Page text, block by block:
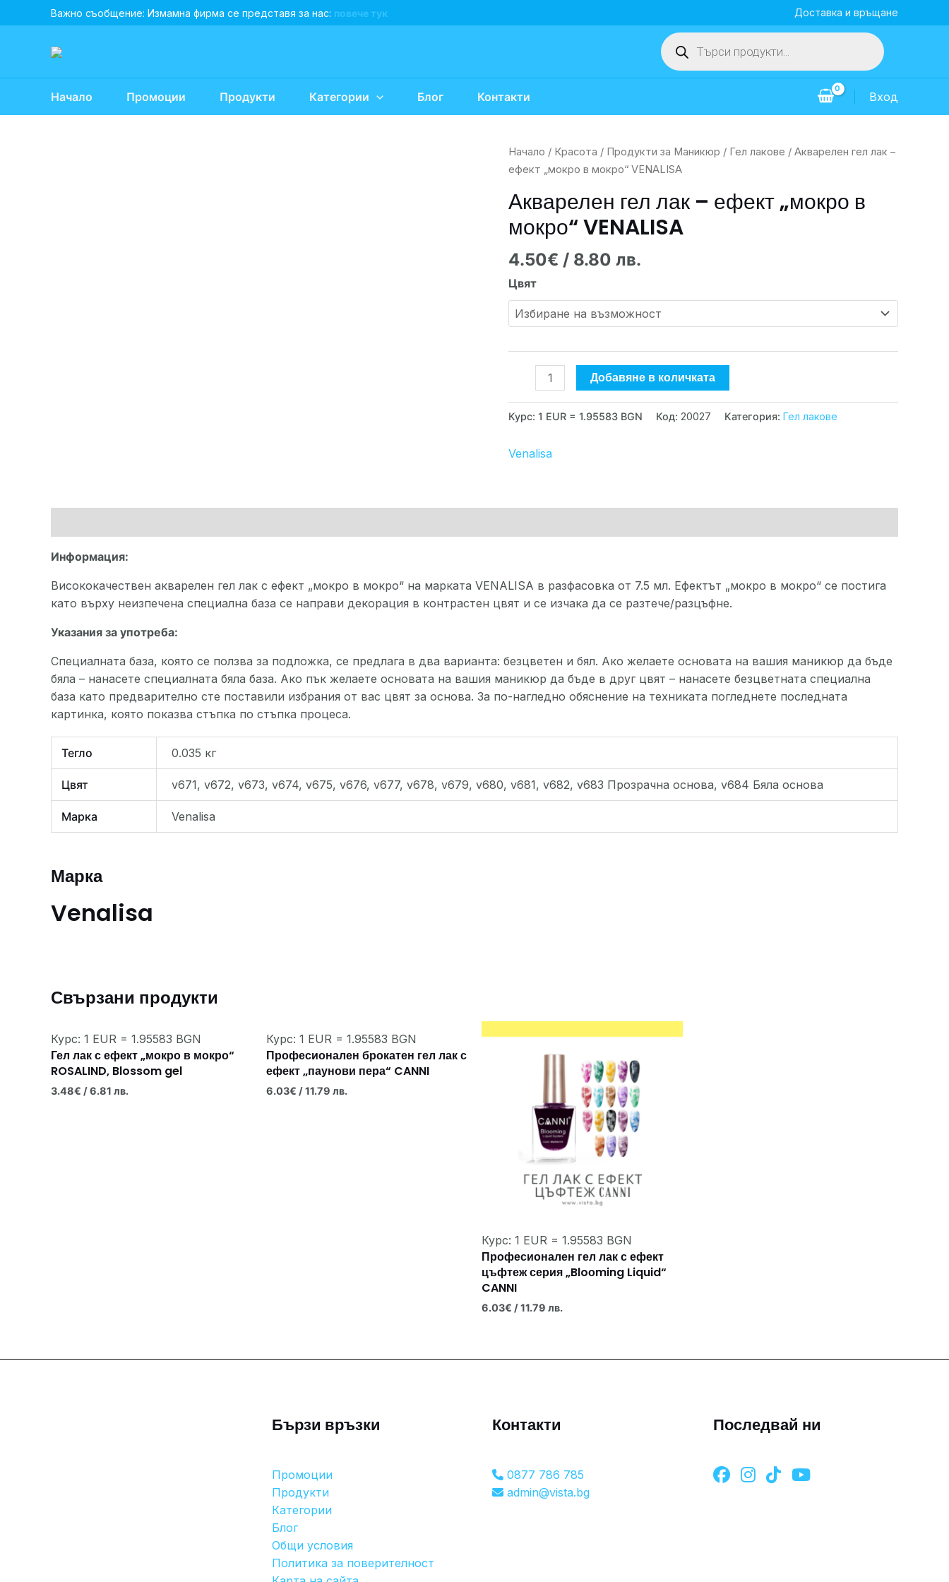
to
Важно съобщение: Измамна фирма се представя за нас: повече тук Доставка и връщане
Products
search
Начало Промоции Продукти Категории Блог Контакти Вход
Начало / Красота / Продукти за Маникюр / Гел лакове / Акварелен гел лак –
ефект „мокро в мокро“ VENALISA
Акварелен гел лак – ефект „мокро в
мокро“ VENALISA
4.50€ / 8.80 лв.
Цвят
количество
за
гел
лак
ефект
мокро"
VENALISA
Добавяне в количката
Курс: 1 EUR = 1.95583 BGN Код: 20027 Категория: Гел лакове
Venalisa
Информация:
Висококачествен акварелен гел лак с ефект „мокро в мокро“ на марката VENALISA в разфасовка от 7.5 мл. Ефектът „мокро в мокро“ се постига
като върху неизпечена специална база се направи декорация в контрастен цвят и се изчака да се разтече/разцъфне.
Указания за употреба:
Специалната база, която се ползва за подложка, се предлага в два варианта: безцветен и бял. Ако желаете основата на вашия маникюр да бъде
бяла – нанасете специалната бяла база. Ако пък желаете основата на вашия маникюр да бъде в друг цвят – нанасете безцветната специална
база като предварително сте поставили избрания от вас цвят за основа. За по-нагледно обяснение на техниката погледнете последната
картинка, която показва стъпка по стъпка процеса.
Тегло 0.035 кг
Цвят v671, v672, v673, v674, v675, v676, v677, v678, v679, v680, v681, v682, v683 Прозрачна основа, v684 Бяла основа
Марка Venalisa
Марка
Venalisa
Свързани продукти
Курс: 1 EUR = 1.95583 BGN
Гел лак с ефект „мокро в мокро“
ROSALIND, Blossom gel
3.48€ / 6.81 лв.
Курс: 1 EUR = 1.95583 BGN
Професионален брокатен гел лак с
ефект „паунови пера“ CANNI
6.03€ / 11.79 лв.
Курс: 1 EUR = 1.95583 BGN
Професионален гел лак с ефект
цъфтеж серия „Bloоming Liquid“
CANNI
6.03€ / 11.79 лв.
Бързи връзки
Промоции
Продукти
Категории
Блог
Общи условия
Политика за поверителност
Контакти
0877 786 785
admin@vista.bg
Последвай ни